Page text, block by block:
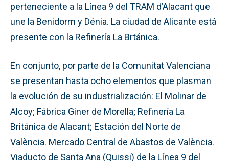
perteneciente a la Línea 9 del TRAM d’Alacant que
une la Benidorm y Dénia. La ciudad de Alicante está
presente con la Refinería La Brtánica.
En conjunto, por parte de la Comunitat Valenciana
se presentan hasta ocho elementos que plasman
la evolución de su industrialización: El Molinar de
Alcoy; Fábrica Giner de Morella; Refinería La
Británica de Alacant; Estación del Norte de
València. Mercado Central de Abastos de València.
Viaducto de Santa Ana (Quissi) de la Línea 9 del